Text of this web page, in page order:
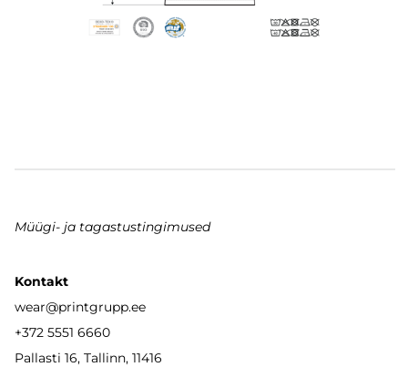
Müügi- ja tagastustingimused
Kontakt
wear@printgrupp.ee
+372 5551 6660
Pallasti 16, Tallinn, 11416